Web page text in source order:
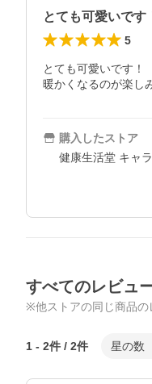
とても可愛いで
5
とても可愛いです！
暖かくなるのが楽し
購入したストア
健康生活堂 キャ
すべてのレビュ
※他ストアの同じ商品の
1 - 2件 / 2件 星の数